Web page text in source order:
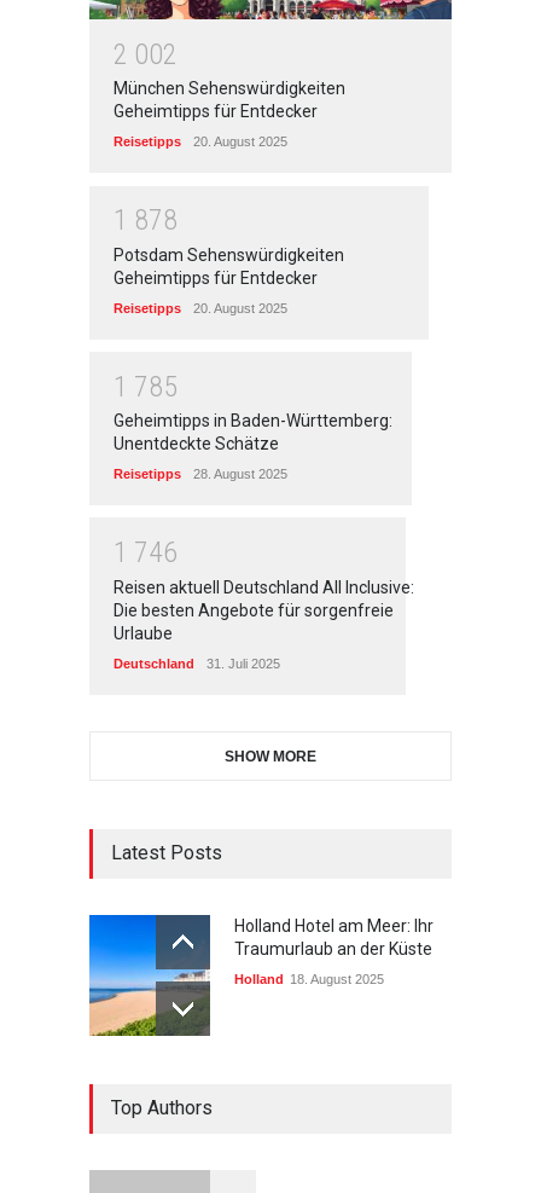
2 002
München Sehenswürdigkeiten
Geheimtipps für Entdecker
Reisetipps 20. August 2025
1 878
Potsdam Sehenswürdigkeiten
Geheimtipps für Entdecker
Reisetipps 20. August 2025
1 785
Geheimtipps in Baden-Württemberg:
Unentdeckte Schätze
Reisetipps 28. August 2025
1 746
Reisen aktuell Deutschland All Inclusive:
Die besten Angebote für sorgenfreie
Urlaube
Deutschland 31. Juli 2025
SHOW MORE
Latest Posts
Holland Hotel am Meer: Ihr
Traumurlaub an der Küste
Holland 18. August 2025
Top Authors